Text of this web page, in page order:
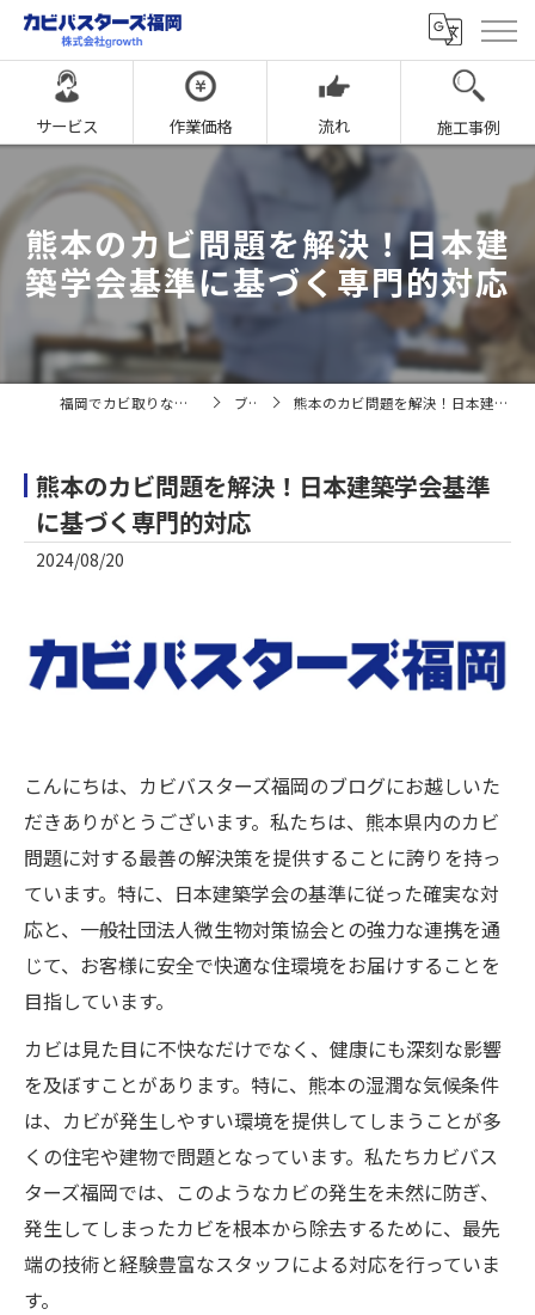
サービス 作業価格 流れ 施工事例
熊本のカビ問題を解決！日本建
築学会基準に基づく専門的対応
福岡でカビ取りならカビバスターズ福岡 ブログ 熊本のカビ問題を解決！日本建築学会基準に基づく専門的対応
熊本のカビ問題を解決！日本建築学会基準
に基づく専門的対応
2024/08/20
こんにちは、カビバスターズ福岡のブログにお越しいた
だきありがとうございます。私たちは、熊本県内のカビ
問題に対する最善の解決策を提供することに誇りを持っ
ています。特に、日本建築学会の基準に従った確実な対
応と、一般社団法人微生物対策協会との強力な連携を通
じて、お客様に安全で快適な住環境をお届けすることを
目指しています。
カビは見た目に不快なだけでなく、健康にも深刻な影響
を及ぼすことがあります。特に、熊本の湿潤な気候条件
は、カビが発生しやすい環境を提供してしまうことが多
くの住宅や建物で問題となっています。私たちカビバス
ターズ福岡では、このようなカビの発生を未然に防ぎ、
発生してしまったカビを根本から除去するために、最先
端の技術と経験豊富なスタッフによる対応を行っていま
す。